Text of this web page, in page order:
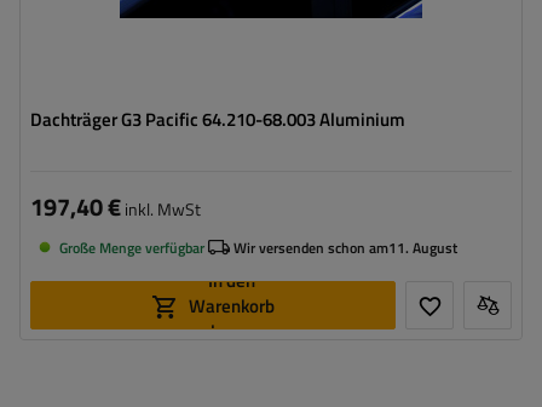
Dachträger G3 Pacific 64.210-68.003 Aluminium
197,40 €inkl. MwSt
Große Menge verfügbar Wir versenden schon am11. August
In den
Warenkorb
legen